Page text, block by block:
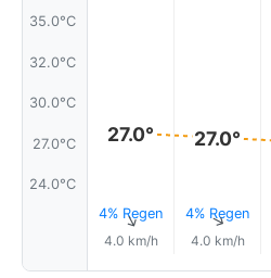
35.0°C
32.0°C
30.0°C
27.0°C
24.0°C
27.0°
4% Regen
↑
4.0 km/h
27.0°
4% Regen
↑
4.0 km/h